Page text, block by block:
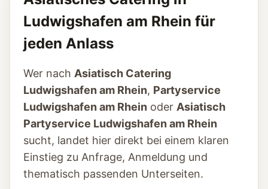
Ludwigshafen am Rhein für
jeden Anlass
Wer nach Asiatisch Catering
Ludwigshafen am Rhein, Partyservice
Ludwigshafen am Rhein oder Asiatisch
Partyservice Ludwigshafen am Rhein
sucht, landet hier direkt bei einem klaren
Einstieg zu Anfrage, Anmeldung und
thematisch passenden Unterseiten.